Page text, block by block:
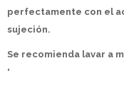
perfectamente con el
sujeción.
Se recomienda lavar a
"